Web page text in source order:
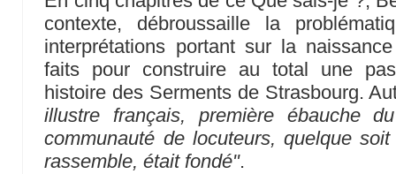
contexte, débroussaille la
interprétations portant sur la
faits pour construire au total une
histoire des Serments de Strasbourg.
illustre français, première ébauche
communauté de locuteurs, quelque
rassemble, était fondé".